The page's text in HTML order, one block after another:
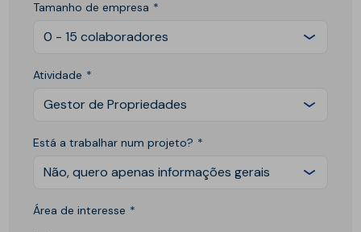
Tamanho de empresa
0 - 15 colaboradores
Atividade
Gestor de Propriedades
Está a trabalhar num projeto?
Não, quero apenas informações gerais
Área de interesse